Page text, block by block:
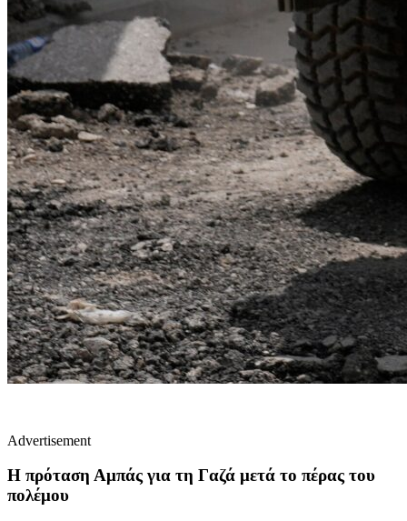
Advertisement
Η πρόταση Αμπάς για τη Γαζά μετά το πέρας του
πολέμου